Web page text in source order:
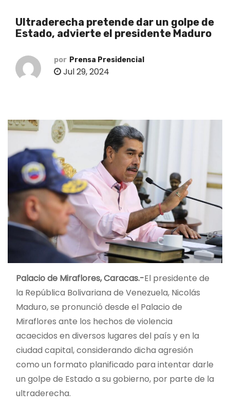
Ultraderecha pretende dar un golpe de
Estado, advierte el presidente Maduro
por Prensa Presidencial
Jul 29, 2024
Palacio de Miraflores, Caracas.-El presidente de
la República Bolivariana de Venezuela, Nicolás
Maduro, se pronunció desde el Palacio de
Miraflores ante los hechos de violencia
acaecidos en diversos lugares del país y en la
ciudad capital, considerando dicha agresión
como un formato planificado para intentar darle
un golpe de Estado a su gobierno, por parte de la
ultraderecha.